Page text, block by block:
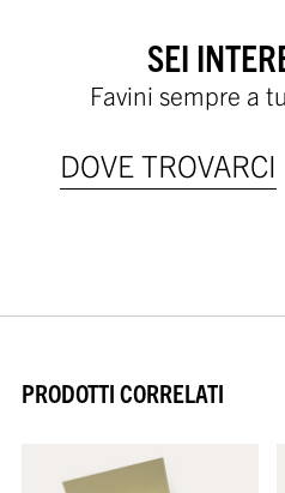
SEI
Favini sempre a
DOVE TROVARCI
PRODOTTI CORRELATI